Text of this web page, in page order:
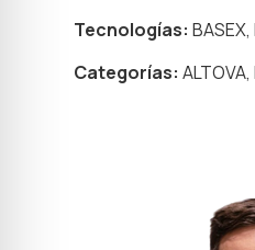
Tecnologías:
Categorías: